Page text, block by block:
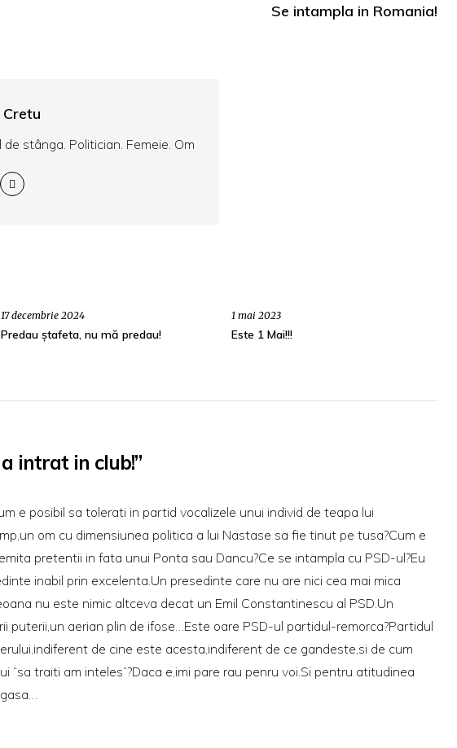
Se intampla in Romania!
stânga. Politician. Femeie. Om
17 decembrie 2024
Predau ștafeta, nu mă predau!
1 mai 2023
Este 1 Mai!!!
intrat in club!”
e posibil sa tolerati in partid vocalizele unui individ de teapa lui
om cu dimensiunea politica a lui Nastase sa fie tinut pe tusa?Cum e
pretentii in fata unui Ponta sau Dancu?Ce se intampla cu PSD-ul?Eu
inabil prin excelenta.Un presedinte care nu are nici cea mai mica
nu este nimic altceva decat un Emil Constantinescu al PSD.Un
puterii,un aerian plin de ifose…Este oare PSD-ul partidul-remorca?Partidul
de cine este acesta,indiferent de ce gandeste,si de cum
“sa traiti am inteles”?Daca e,imi pare rau penru voi.Si pentru atitudinea